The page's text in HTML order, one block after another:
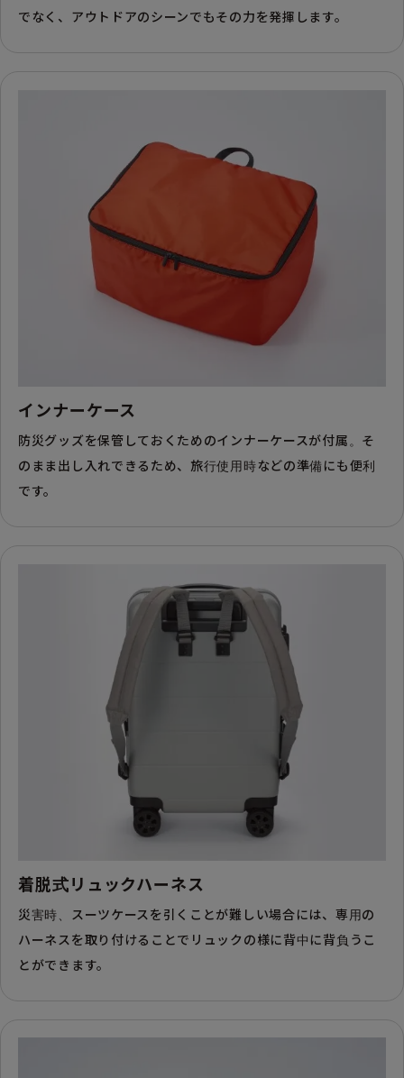
でなく、アウトドアのシーンでもその力を発揮します。
インナーケース
防災グッズを保管しておくためのインナーケースが付属。そ
のまま出し入れできるため、旅行使用時などの準備にも便利
です。
着脱式リュックハーネス
災害時、スーツケースを引くことが難しい場合には、専用の
ハーネスを取り付けることでリュックの様に背中に背負うこ
とができます。